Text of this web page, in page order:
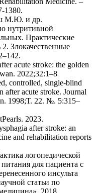
1380.
М.Ю. и др.
нутритивной
Практические
Злокачественные
acute stroke: the golden
2022;32:1–8
controlled, single‐blind
after acute stroke. Journal
1998;Т. 22. №. 5:315–
2023.
after stroke: an
and rehabilitation reports
логопедической
для пациента с
инсульта
статьи по